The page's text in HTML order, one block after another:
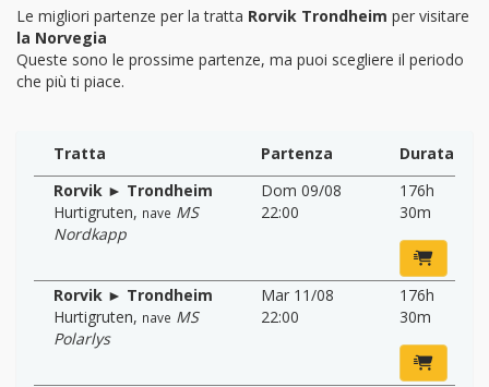
Le migliori partenze per la tratta Rorvik Trondheim per visitare
la Norvegia
Queste sono le prossime partenze, ma puoi scegliere il periodo
che più ti piace.
Tratta Partenza
Durata
Rorvik ► Trondheim
Hurtigruten, nave MS
Nordkapp
Dom 09/08
22:00
176h
30m
Rorvik ► Trondheim
Hurtigruten, nave MS
Polarlys
Mar 11/08
22:00
176h
30m